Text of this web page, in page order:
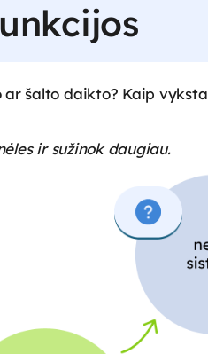
šalto daikto? Kaip vyksta
ir sužinok daugiau.